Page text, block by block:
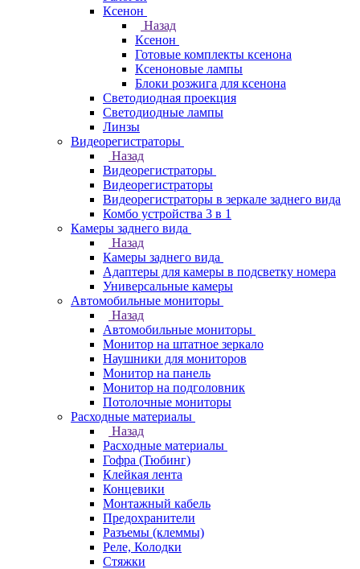
Ксенон
Назад
Ксенон
Готовые комплекты ксенона
Ксеноновые лампы
Блоки розжига для ксенона
Светодиодная проекция
Светодиодные лампы
Линзы
Видеорегистраторы
Назад
Видеорегистраторы
Видеорегистраторы
Видеорегистраторы в зеркале заднего вида
Комбо устройства 3 в 1
Камеры заднего вида
Назад
Камеры заднего вида
Адаптеры для камеры в подсветку номера
Универсальные камеры
Автомобильные мониторы
Назад
Автомобильные мониторы
Монитор на штатное зеркало
Наушники для мониторов
Монитор на панель
Монитор на подголовник
Потолочные мониторы
Расходные материалы
Назад
Расходные материалы
Гофра (Тюбинг)
Клейкая лента
Концевики
Монтажный кабель
Предохранители
Разъемы (клеммы)
Реле, Колодки
Стяжки